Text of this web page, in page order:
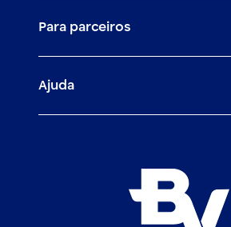
Investimentos
Empréstimos e financiamentos
Mercado de Capitais
Trabalhe com a gente
Relação com investidores
Para parceiros
Demais parceiros
Ajuda